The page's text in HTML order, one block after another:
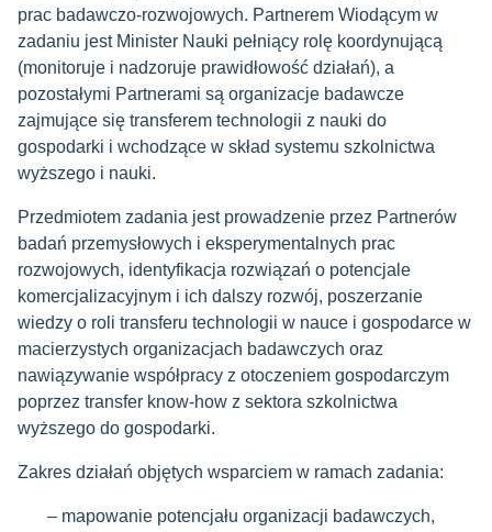
prac badawczo-rozwojowych. Partnerem Wiodącym w
zadaniu jest Minister Nauki pełniący rolę koordynującą
(monitoruje i nadzoruje prawidłowość działań), a
pozostałymi Partnerami są organizacje badawcze
zajmujące się transferem technologii z nauki do
gospodarki i wchodzące w skład systemu szkolnictwa
wyższego i nauki.
Przedmiotem zadania jest prowadzenie przez Partnerów
badań przemysłowych i eksperymentalnych prac
rozwojowych, identyfikacja rozwiązań o potencjale
komercjalizacyjnym i ich dalszy rozwój, poszerzanie
wiedzy o roli transferu technologii w nauce i gospodarce w
macierzystych organizacjach badawczych oraz
nawiązywanie współpracy z otoczeniem gospodarczym
poprzez transfer know-how z sektora szkolnictwa
wyższego do gospodarki.
Zakres działań objętych wsparciem w ramach zadania:
mapowanie potencjału organizacji badawczych,